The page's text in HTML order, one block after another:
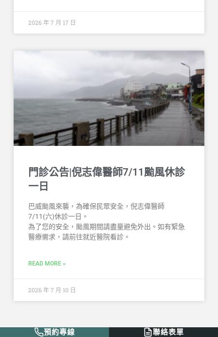
2026 年 7 月 17 日
門診公告|倪志偉醫師7/11颱風休診
一日
巴威颱風來襲，為確保民眾安全，倪志偉醫師
7/11(六)休診一日。
為了您的安全，颱風期間請盡量避免外出。如有緊急
醫療需求，請前往就近醫院看診。
READ MORE »
2026 年 7 月 10 日
預約專線 聯絡表單